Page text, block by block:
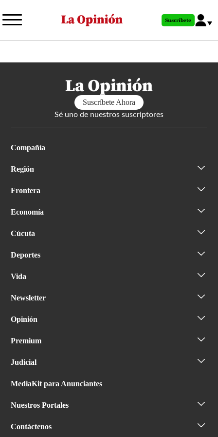
al
principal
Suscríbete
Suscríbete Ahora
Sé uno de nuestros suscriptores
Compañía
Región
Frontera
Economía
Cúcuta
Deportes
Vida
Newsletter
Opinión
Premium
Judicial
MediaKit para Anunciantes
Nuestros Portales
Contáctenos